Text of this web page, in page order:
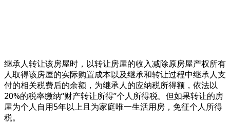
继承人转让该房屋时，以转让房屋的收入减除原房屋产权所有
人取得该房屋的实际购置成本以及继承和转让过程中继承人支
付的相关税费后的余额，为继承人的应纳税所得额，依法以
20%的税率缴纳“财产转让所得”个人所得税。但如果转让的房
屋为个人自用5年以上且为家庭唯一生活用房，免征个人所得
税。